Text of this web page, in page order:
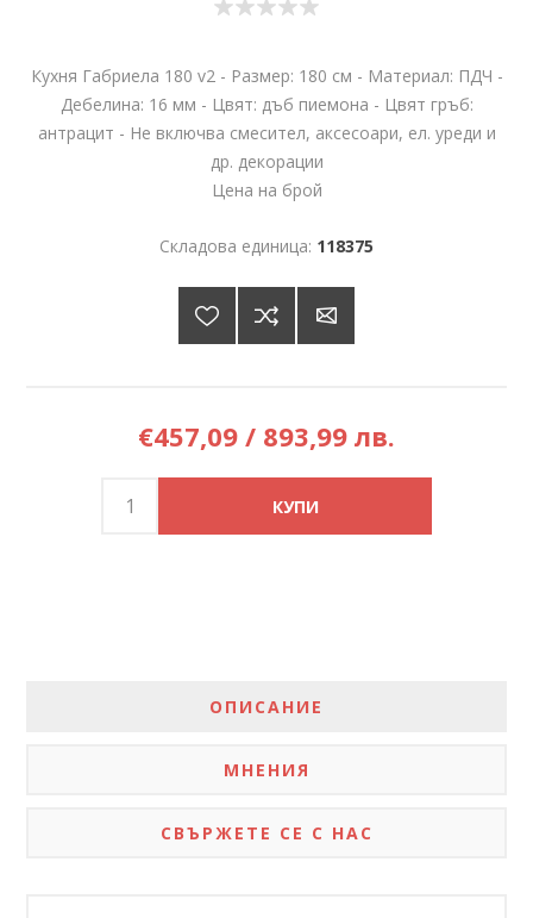
Кухня Габриела 180 v2 - Размер: 180 см - Материал: ПДЧ -
Дебелина: 16 мм - Цвят: дъб пиемона - Цвят гръб:
антрацит - Не включва смесител, аксесоари, ел. уреди и
др. декорации
Цена на брой
Складова единица: 118375
€457,09 / 893,99 лв.
ОПИСАНИЕ
МНЕНИЯ
СВЪРЖЕТЕ СЕ С НАС